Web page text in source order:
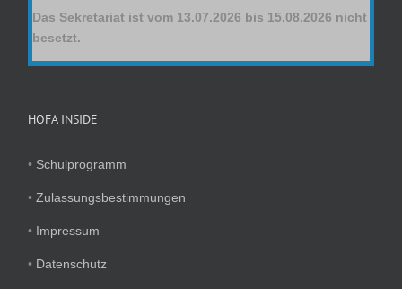
Das Sekretariat ist vom 13.07.2026 bis 15.08.2026 nicht
besetzt.
HOFA INSIDE
• Schulprogramm
•Zulassungsbestimmungen
• Impressum
• Datenschutz